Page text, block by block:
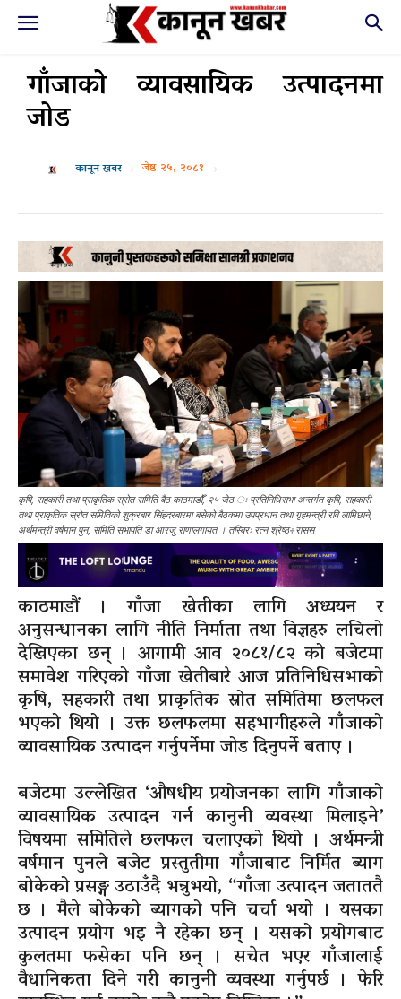
गाँजाको व्यावसायिक उत्पादनमा
जोड
कानून खबर जेष्ठ २५, २०८१
कृषि, सहकारी तथा प्राकृतिक स्रोत समिति बैठ काठमाडौँ, २५ जेठ ः प्रतिनिधिसभा अन्तर्गत कृषि, सहकारी
तथा प्राकृतिक स्रोत समितिको शुक्रबार सिंहदरबारमा बसेको बैठकमा उपप्रधान तथा गृहमन्त्री रवि लामिछाने,
अर्थमन्त्री वर्षमान पुन, समिति सभापति डा आरजु राणालगायत । तस्बिरः रत्न श्रेष्ठ÷रासस
काठमाडौं । गाँजा खेतीका लागि अध्ययन र
अनुसन्धानका लागि नीति निर्माता तथा विज्ञहरु लचिलो
देखिएका छन् । आगामी आव २०८१/८२ को बजेटमा
समावेश गरिएको गाँजा खेतीबारे आज प्रतिनिधिसभाको
कृषि, सहकारी तथा प्राकृतिक स्रोत समितिमा छलफल
भएको थियो । उक्त छलफलमा सहभागीहरुले गाँजाको
व्यावसायिक उत्पादन गर्नुपर्नेमा जोड दिनुपर्ने बताए ।
बजेटमा उल्लेखित ‘औषधीय प्रयोजनका लागि गाँजाको
व्यावसायिक उत्पादन गर्न कानुनी व्यवस्था मिलाइने’
विषयमा समितिले छलफल चलाएको थियो । अर्थमन्त्री
वर्षमान पुनले बजेट प्रस्तुतीमा गाँजाबाट निर्मित ब्याग
बोकेको प्रसङ्ग उठाउँदै भन्नुभयो, “गाँजा उत्पादन जताततै
छ । मैले बोकेको ब्यागको पनि चर्चा भयो । यसका
उत्पादन प्रयोग भइ नै रहेका छन् । यसको प्रयोगबाट
कुलतमा फसेका पनि छन् । सचेत भएर गाँजालाई
वैधानिकता दिने गरी कानुनी व्यवस्था गर्नुपर्छ । फेरि